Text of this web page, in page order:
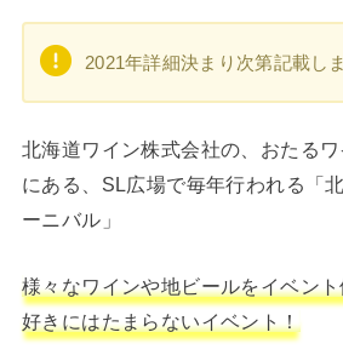
2021年詳細決まり次第記載しま
北海道ワイン株式会社の、おたる
にある、SL広場で毎年行われる「
ーニバル」
様々なワインや地ビールをイベン
好きにはたまらないイベント！